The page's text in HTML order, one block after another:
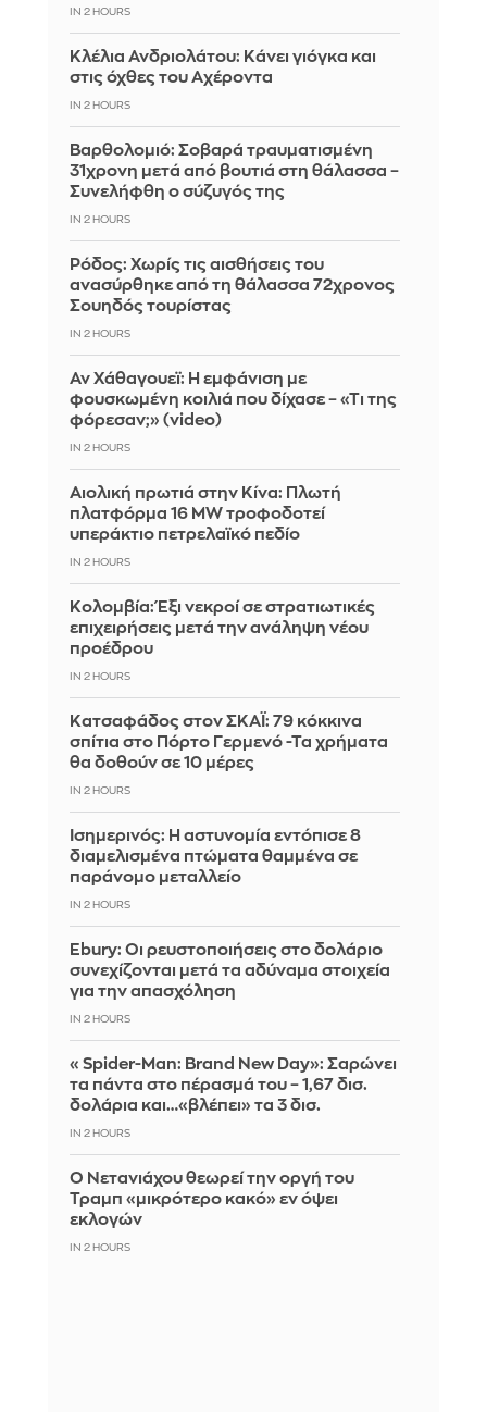
IN 2 HOURS
Κλέλια Ανδριολάτου: Κάνει γιόγκα και
στις όχθες του Αχέροντα
IN 2 HOURS
Βαρθολομιό: Σοβαρά τραυματισμένη
31χρονη μετά από βουτιά στη θάλασσα –
Συνελήφθη ο σύζυγός της
IN 2 HOURS
Ρόδος: Χωρίς τις αισθήσεις του
ανασύρθηκε από τη θάλασσα 72χρονος
Σουηδός τουρίστας
IN 2 HOURS
Αν Χάθαγουεϊ: Η εμφάνιση με
φουσκωμένη κοιλιά που δίχασε – «Τι της
φόρεσαν;» (video)
IN 2 HOURS
Αιολική πρωτιά στην Κίνα: Πλωτή
πλατφόρμα 16 MW τροφοδοτεί
υπεράκτιο πετρελαϊκό πεδίο
IN 2 HOURS
Κολομβία: Έξι νεκροί σε στρατιωτικές
επιχειρήσεις μετά την ανάληψη νέου
προέδρου
IN 2 HOURS
Kατσαφάδος στον ΣΚΑΪ: 79 κόκκινα
σπίτια στο Πόρτο Γερμενό -Τα χρήματα
θα δοθούν σε 10 μέρες
IN 2 HOURS
Ισημερινός: Η αστυνομία εντόπισε 8
διαμελισμένα πτώματα θαμμένα σε
παράνομο μεταλλείο
IN 2 HOURS
Ebury: Οι ρευστοποιήσεις στο δολάριο
συνεχίζονται μετά τα αδύναμα στοιχεία
για την απασχόληση
IN 2 HOURS
«Spider-Man: Brand New Day»: Σαρώνει
τα πάντα στο πέρασμά του – 1,67 δισ.
δολάρια και…«βλέπει» τα 3 δισ.
IN 2 HOURS
Ο Νετανιάχου θεωρεί την οργή του
Τραμπ «μικρότερο κακό» εν όψει
εκλογών
IN 2 HOURS